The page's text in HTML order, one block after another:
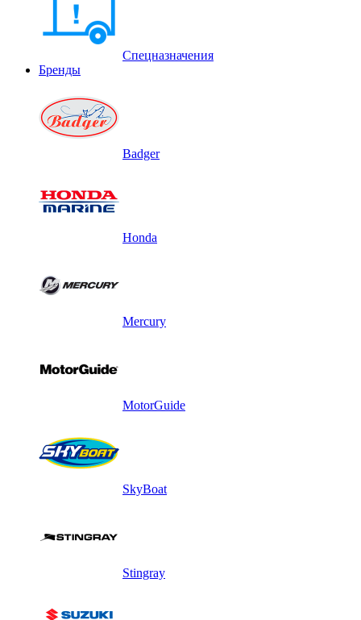
Спецназначения
Бренды
Badger
Honda
Mercury
MotorGuide
SkyBoat
Stingray